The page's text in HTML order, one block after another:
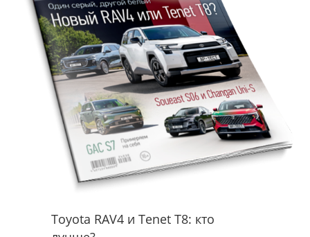
Toyota RAV4 и Tenet T8: кто